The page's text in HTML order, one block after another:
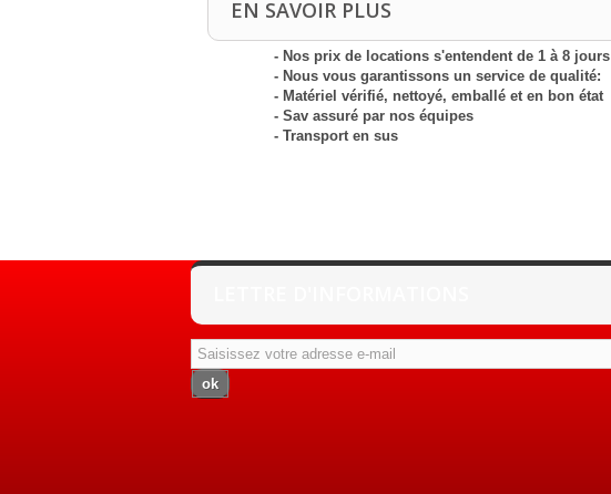
EN SAVOIR PLUS
- Nos prix de locations s'entendent de 1 à 8 jours
- Nous vous garantissons un service de qualité:
- Matériel vérifié, nettoyé, emballé et en bon état
- Sav assuré par nos équipes
- Transport en sus
ok